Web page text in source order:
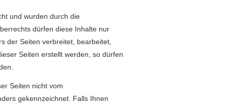
und wurden durch die
dürfen diese Inhalte nur
der Seiten verbreitet, bearbeitet,
Seiten erstellt werden, so dürfen
Seiten nicht vom
gekennzeichnet. Falls Ihnen